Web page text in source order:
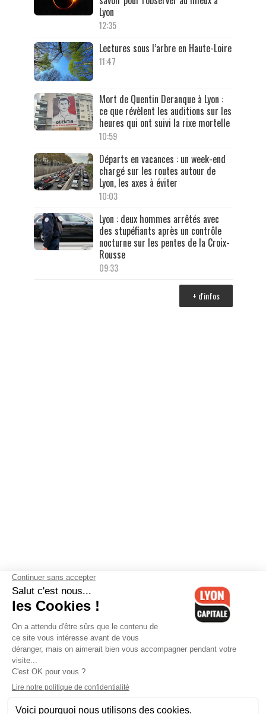
Lyon
12:35
Lectures sous l’arbre en Haute-Loire
11:47
Mort de Quentin Deranque à Lyon :
ce que révèlent les auditions sur les
heures qui ont suivi la rixe mortelle
10:59
Départs en vacances : un week-end
chargé sur les routes autour de
Lyon, les axes à éviter
10:03
Lyon : deux hommes arrêtés avec
des stupéfiants après un contrôle
nocturne sur les pentes de la Croix-
Rousse
09:33
+ d'infos